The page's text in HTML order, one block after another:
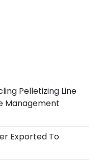
Pelletizing Line
Management
Exported To